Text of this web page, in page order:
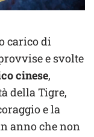
carico di
e svolte
cinese,
della Tigre,
e la
anno che non